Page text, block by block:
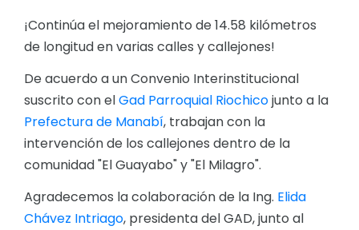
Convenios Institucionales
PRESUPUESTO: EJECUCIÓN Y REPORTES
Cédulas presupuestarias y balances
Procesos de contratación
Ejecución Presupuestaria
Obras y proyectos
¡Continúa el mejoramiento de 14.58 kilómetros
de longitud en varias calles y callejones!
De acuerdo a un Convenio Interinstitucional
suscrito con elGad Parroquial Riochicojunto a la
Prefectura de Manabí, trabajan con la
intervención de los callejones dentro de la
comunidad "El Guayabo" y "El Milagro".
Agradecemos la colaboración de la Ing. Elida
Chávez Intriago, presidenta del GAD, junto al